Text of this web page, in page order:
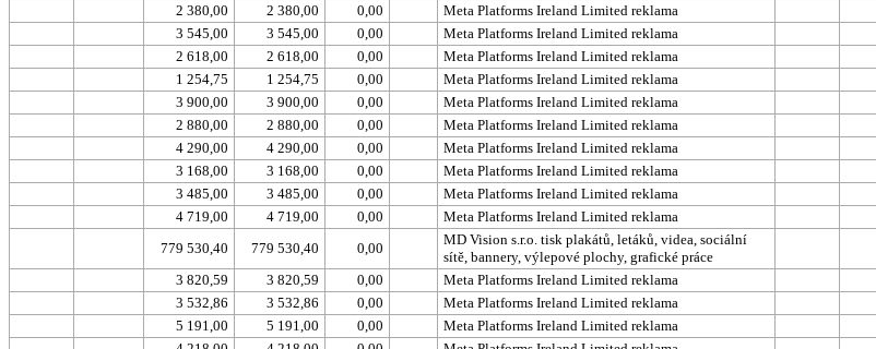
2 380,00
2 380,00 0,00
Meta Platforms Ireland Limited reklama
3 545,00
3 545,00 0,00
Meta Platforms Ireland Limited reklama
2 618,00
2 618,00 0,00
Meta Platforms Ireland Limited reklama
1 254,75
1 254,75 0,00
Meta Platforms Ireland Limited reklama
3 900,00
3 900,00 0,00
Meta Platforms Ireland Limited reklama
2 880,00
2 880,00 0,00
Meta Platforms Ireland Limited reklama
4 290,00
4 290,00 0,00
Meta Platforms Ireland Limited reklama
3 168,00
3 168,00 0,00
Meta Platforms Ireland Limited reklama
3 485,00
3 485,00 0,00
Meta Platforms Ireland Limited reklama
4 719,00
4 719,00 0,00
Meta Platforms Ireland Limited reklama
779 530,40
779 530,40 0,00
MD Vision s.r.o. tisk plakátů, letáků, videa, sociální
sítě, bannery, výlepové plochy, grafické práce
3 820,59
3 820,59 0,00
Meta Platforms Ireland Limited reklama
3 532,86
3 532,86 0,00
Meta Platforms Ireland Limited reklama
5 191,00
5 191,00 0,00
Meta Platforms Ireland Limited reklama